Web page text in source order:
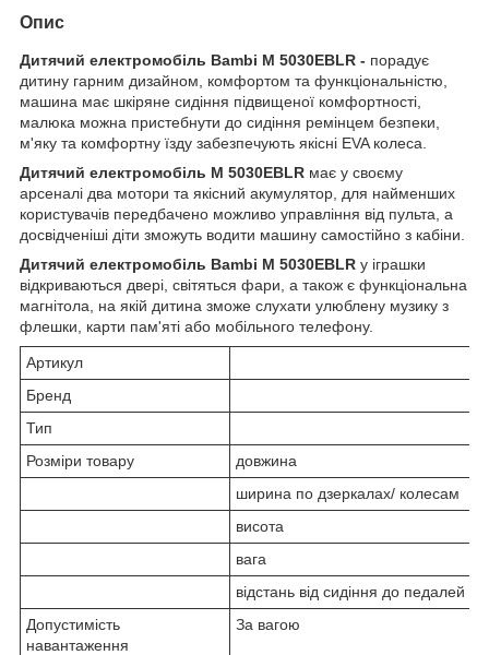
Опис
Дитячий електромобіль Bambi M 5030EBLR - порадує
дитину гарним дизайном, комфортом та функціональністю,
машина має шкіряне сидіння підвищеної комфортності,
малюка можна пристебнути до сидіння ремінцем безпеки,
м'яку та комфортну їзду забезпечують якісні EVA колеса.
Дитячий електромобіль M 5030EBLR має у своєму
арсеналі два мотори та якісний акумулятор, для найменших
користувачів передбачено можливо управління від пульта, а
досвідченіші діти зможуть водити машину самостійно з кабіни.
Дитячий електромобіль Bambi M 5030EBLR у іграшки
відкриваються двері, світяться фари, а також є функціональна
магнітола, на якій дитина зможе слухати улюблену музику з
флешки, карти пам'яті або мобільного телефону.
Артикул
Бренд
Тип
Розміри товару
довжина
ширина по дзеркалах/ колесам
висота
вага
відстань від сидіння до педалей
Допустимість
навантаження
За вагою